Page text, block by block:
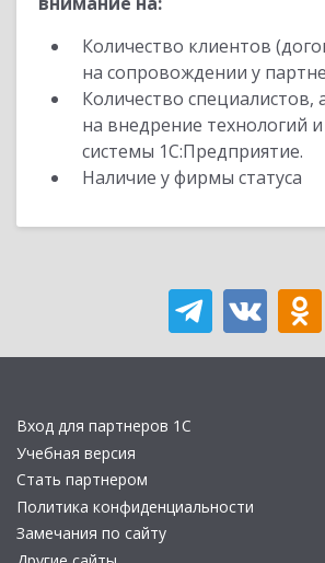
Количество клиентов
на сопровождении у
Количество специалистов,
на внедрение технологий
системы 1С:Предприятие.
Наличие у фирмы статуса
Вход для партнеров 1С
Учебная версия
Стать партнером
Политика конфиденциальности
Замечания по сайту